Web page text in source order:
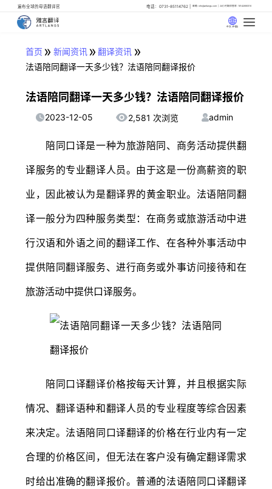
遍布全球的母语翻译官 电话：0731-85114762 邮箱: info@artlangs.com 24小时翻译管家: 18142666316
中文 (中国)
首页 » 新闻资讯» 翻译资讯 »
法语陪同翻译一天多少钱？法语陪同翻译报价
法语陪同翻译一天多少钱？法语陪同翻译报价
2023-12-05 2,581 次浏览 admin
陪同口译是一种为旅游陪同、商务活动提供翻
译服务的专业翻译人员。由于这是一份高薪资的职
业，因此被认为是翻译界的黄金职业。法语陪同翻
译一般分为四种服务类型：在商务或旅游活动中进
行汉语和外语之间的翻译工作、在各种外事活动中
提供陪同翻译服务、进行商务或外事访问接待和在
旅游活动中提供口译服务。
陪同口译翻译价格按每天计算，并且根据实际
情况、翻译语种和翻译人员的专业程度等综合因素
来决定。法语陪同口译翻译的价格在行业内有一定
合理的价格区间，但无法在客户没有确定翻译需求
时给出准确的翻译报价。普通的法语陪同口译翻译